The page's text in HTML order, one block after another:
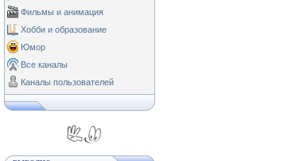
Фильмы и анимация
Хобби и образование
Юмор
Все каналы
Каналы пользователей